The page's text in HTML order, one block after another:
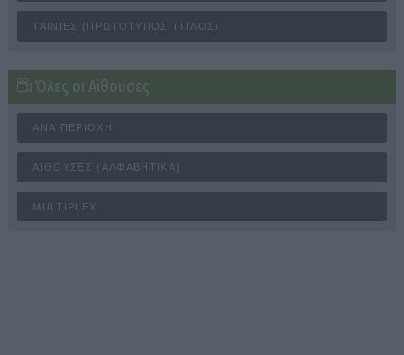
ΤΑΙΝΊΕΣ (ΠΡΩΤΌΤΥΠΟΣ ΤΊΤΛΟΣ)
Όλες οι Αίθουσες
ΑΝΆ ΠΕΡΙΟΧΉ
ΑΊΘΟΥΣΕΣ (ΑΛΦΑΒΗΤΙΚΆ)
MULTIPLEX